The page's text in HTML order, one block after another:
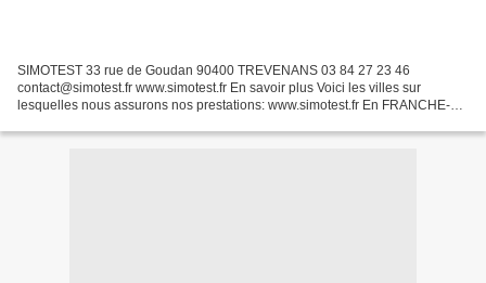
SIMOTEST 33 rue de Goudan 90400 TREVENANS 03 84 27 23 46
contact@simotest.fr www.simotest.fr En savoir plus Voici les villes sur
lesquelles nous assurons nos prestations: www.simotest.fr En FRANCHE-